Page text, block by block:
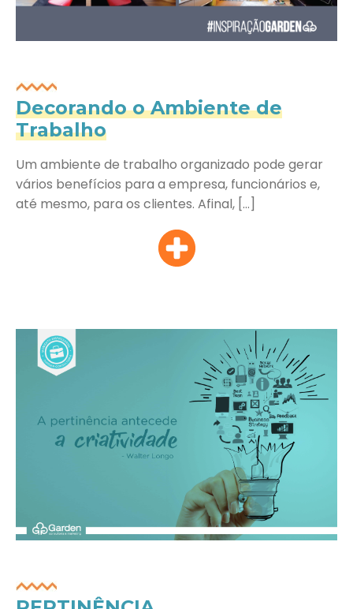
Decorando o Ambiente de
Trabalho
Um ambiente de trabalho organizado pode gerar
vários benefícios para a empresa, funcionários e,
até mesmo, para os clientes. Afinal, […]